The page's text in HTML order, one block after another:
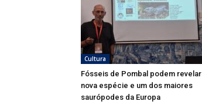
Cultura
Fósseis de Pombal podem revelar
nova espécie e um dos maiores
saurópodes da Europa